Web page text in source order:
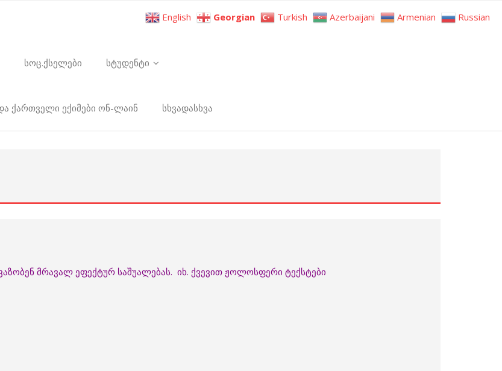
სოც.ქსელები სტუდენტი
ქართველი ექიმები ონ-ლაინ სხვადასხვა
მრავალ ეფექტურ საშუალებას. იხ. ქვევით ჟოლოსფერი ტექსტები
English Georgian Turkish Azerbaijani Armenian Russian